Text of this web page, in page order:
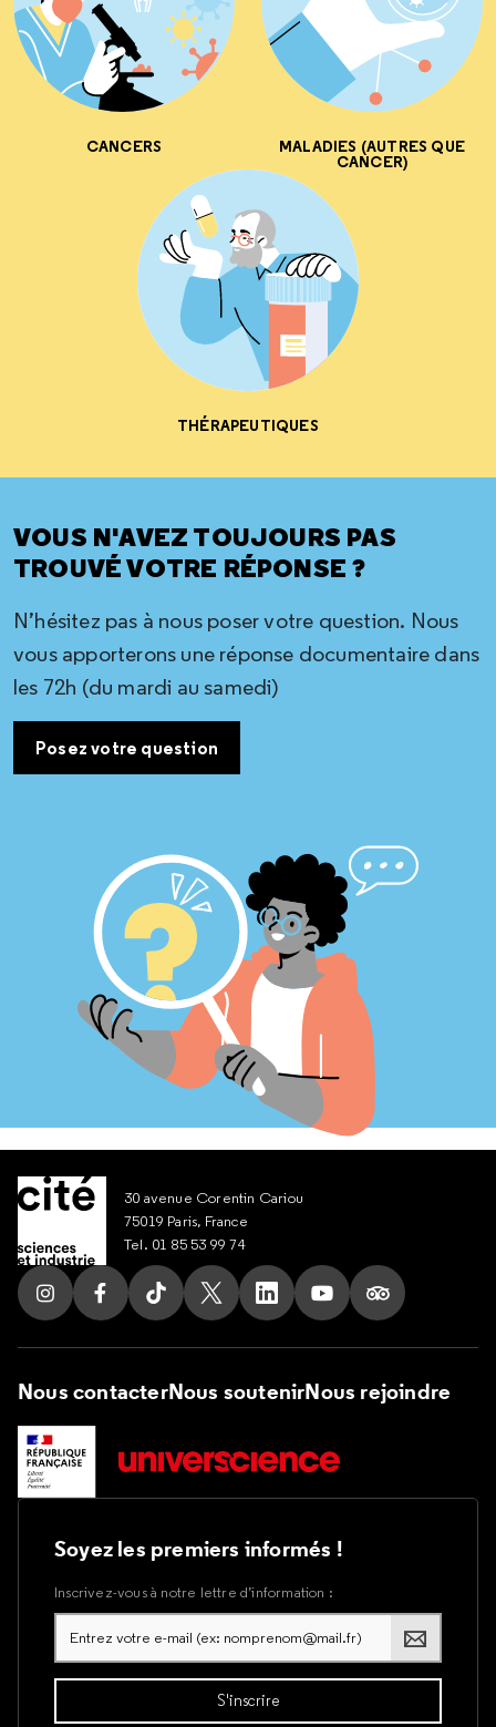
CANCERS MALADIES (AUTRES QUE
CANCER)
THÉRAPEUTIQUES
VOUS N'AVEZ TOUJOURS PAS
TROUVÉ VOTRE RÉPONSE ?
N’hésitez pas à nous poser votre question. Nous
vous apporterons une réponse documentaire dans
les 72h (du mardi au samedi)
Posez votre question
30 avenue Corentin Cariou
75019 Paris, France
Tel. 01 85 53 99 74
Suivez nous sur Instagram
Suivez nous sur Facebook
Suivez nous sur Tik Tok
Suivez nous sur X
Suivez nous sur LinkedIn
Suivez nous sur
Suivez nous
Nous contacterNous soutenirNous rejoindre
Soyez les premiers informés !
Inscrivez-vous à notre lettre d’information :